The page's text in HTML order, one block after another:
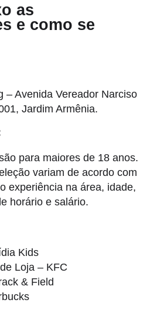
as
e como se
– Avenida Vereador Narciso
Jardim Armênia.
para maiores de 18 anos.
variam de acordo com
experiência na área, idade,
horário e salário.
Kids
Loja – KFC
& Field